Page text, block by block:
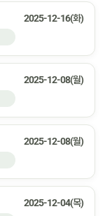
2025-12-16(화)
2025-12-08(월)
2025-12-08(월)
2025-12-04(목)